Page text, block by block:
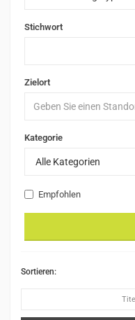
Stichwort
Zielort
Kategorie
Alle Kategorien
Empfohlen
Sortieren: